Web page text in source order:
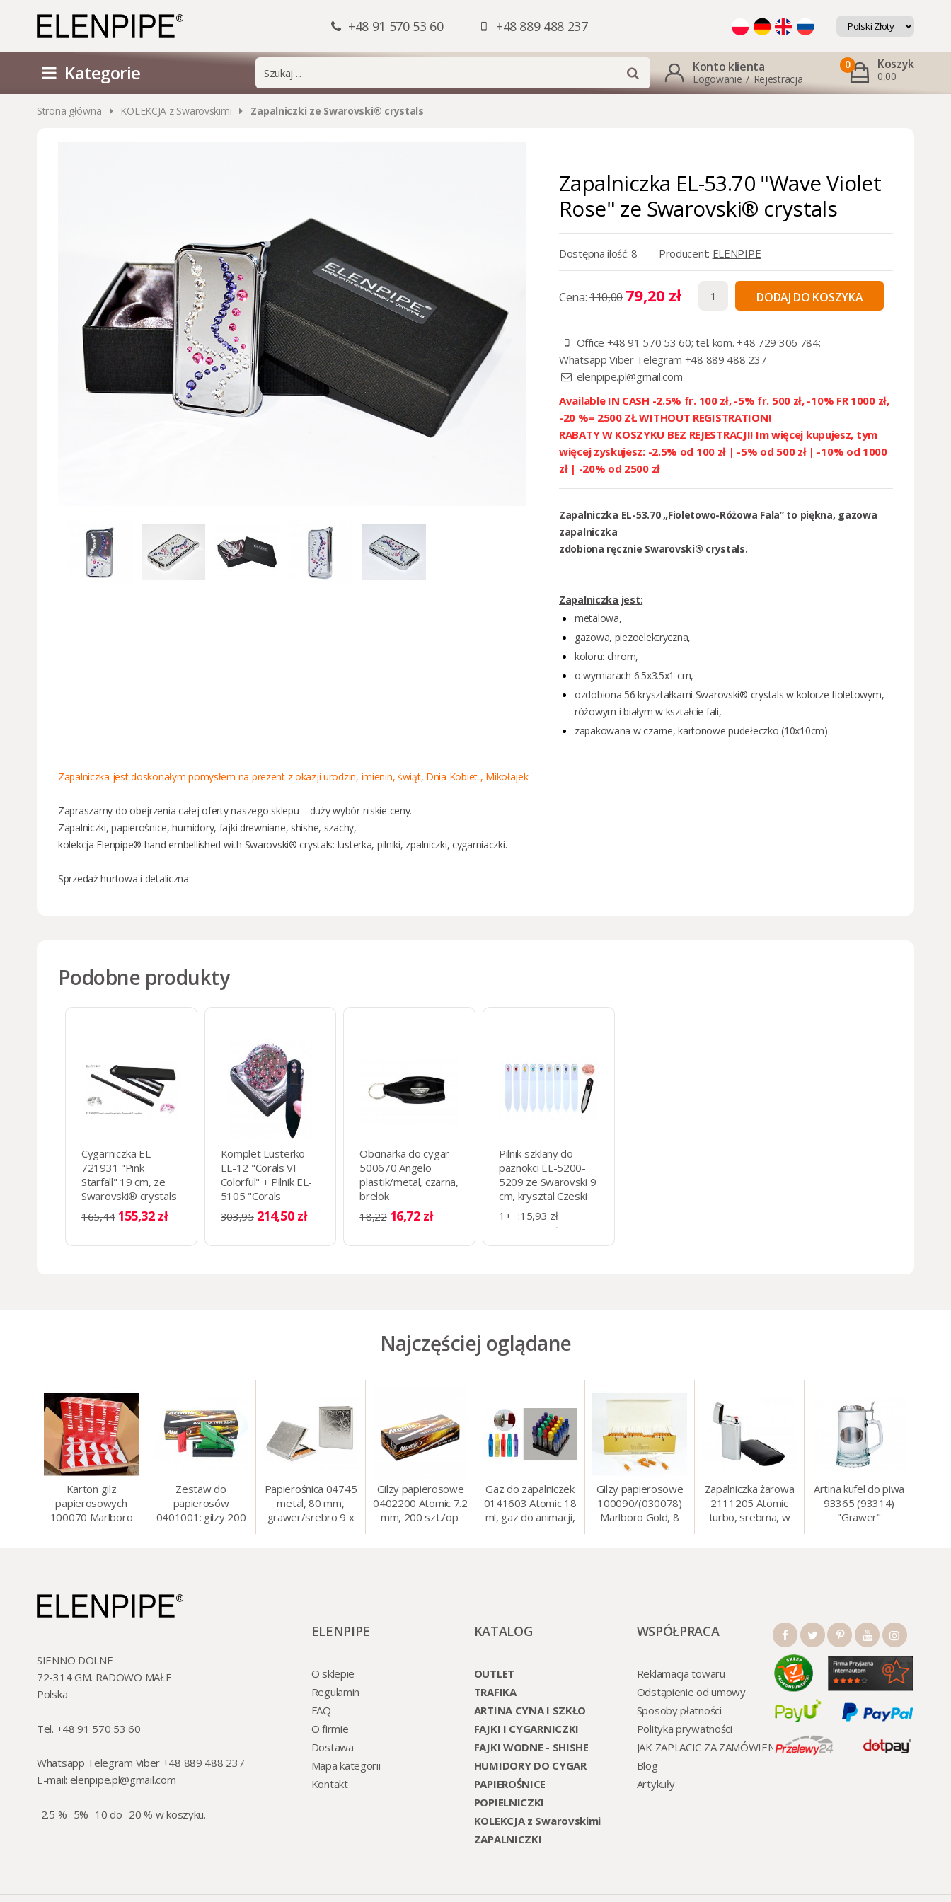
+48 91 570 53 60 +48 889 488 237
Kategorie Konto klienta
Logowanie / Rejestracja
0 Koszyk
0,00
Strona główna KOLEKCJA z Swarovskimi Zapalniczki ze Swarovski® crystals
Zapalniczka EL-53.70 "Wave Violet
Rose" ze Swarovski® crystals
Dostępna ilość: 8 Producent: ELENPIPE
Cena:110,00 79,20 zł DODAJ DO KOSZYKA
Office +48 91 570 53 60; tel. kom. +48 729 306 784;
Whatsapp Viber Telegram +48 889 488 237
elenpipe.pl@gmail.com
Available IN CASH -2.5% fr. 100 zł, -5% fr. 500 zł, -10% FR 1000 zł,
-20 %= 2500 ZŁ WITHOUT REGISTRATION!
RABATY W KOSZYKU BEZ REJESTRACJI! Im więcej kupujesz, tym
więcej zyskujesz: -2.5% od 100 zł | -5% od 500 zł | -10% od 1000
zł | -20% od 2500 zł
Zapalniczka EL-53.70 „Fioletowo-Różowa Fala” to piękna, gazowa
zapalniczka
zdobiona ręcznie Swarovski® crystals.
Zapalniczka jest:
metalowa,
gazowa, piezoelektryczna,
koloru: chrom,
o wymiarach 6.5x3.5x1 cm,
ozdobiona 56 kryształkami Swarovski® crystals w kolorze fioletowym,
różowym i białym w kształcie fali,
zapakowana w czarne, kartonowe pudełeczko (10x10cm).
Zapalniczka jest doskonałym pomysłem na prezent z okazji urodzin, imienin, świąt, Dnia Kobiet , Mikołajek
Zapraszamy do obejrzenia całej oferty naszego sklepu – duży wybór niskie ceny.
Zapalniczki,papierośnice,humidory, fajki drewniane, shishe, szachy,
kolekcja Elenpipe® hand embellished with Swarovski® crystals: lusterka, pilniki, zpalniczki,cygarniaczki.
Sprzedażhurtowa i detaliczna.
Podobne produkty
Cygarniczka EL-
721931 "Pink
Starfall" 19 cm, ze
Swarovski® crystals
165,44 155,32 zł
Komplet Lusterko
EL-12 "Corals VI
Colorful" + Pilnik EL-
5105 "Corals
Colorful" ze
Swarovski® crystals
303,95 214,50 zł
Obcinarka do cygar
500670 Angelo
plastik/metal, czarna,
brelok
18,22 16,72 zł
Pilnik szklany do
paznokci EL-5200-
5209 ze Swarovski 9
cm, krysztal Czeski
1+ :15,93 zł
14,30 zł
10+:13,16 zł
Najczęściej oglądane
Karton gilz
papierosowych
100070 Marlboro
Zestaw do
papierosów
0401001: gilzy 200
Papierośnica 04745
metal, 80 mm,
grawer/srebro 9 x
Gilzy papierosowe
0402200 Atomic 7.2
mm, 200 szt./op.
Gaz do zapalniczek
0141603 Atomic 18
ml, gaz do animacji,
Gilzy papierosowe
100090/(030078)
Marlboro Gold, 8
Zapalniczka żarowa
2111205 Atomic
turbo, srebrna, w
Artina kufel do piwa
93365 (93314)
"Grawer"
SIENNO DOLNE
72-314 GM. RADOWO MAŁE
Polska
Tel. +48 91 570 53 60
Whatsapp Telegram Viber +48 889 488 237
E-mail: elenpipe.pl@gmail.com
-2.5 % -5% -10 do -20 % w koszyku.
ELENPIPE
O sklepie
Regulamin
FAQ
O firmie
Dostawa
Mapa kategorii
Kontakt
KATALOG
OUTLET
TRAFIKA
ARTINA CYNA I SZKŁO
FAJKI I CYGARNICZKI
FAJKI WODNE - SHISHE
HUMIDORY DO CYGAR
PAPIEROŚNICE
POPIELNICZKI
KOLEKCJA z Swarovskimi
ZAPALNICZKI
WSPÓŁPRACA
Reklamacja towaru
Odstąpienie od umowy
Sposoby płatności
Polityka prywatności
JAK ZAPLACIC ZA ZAMÓWIENI
Blog
Artykuły